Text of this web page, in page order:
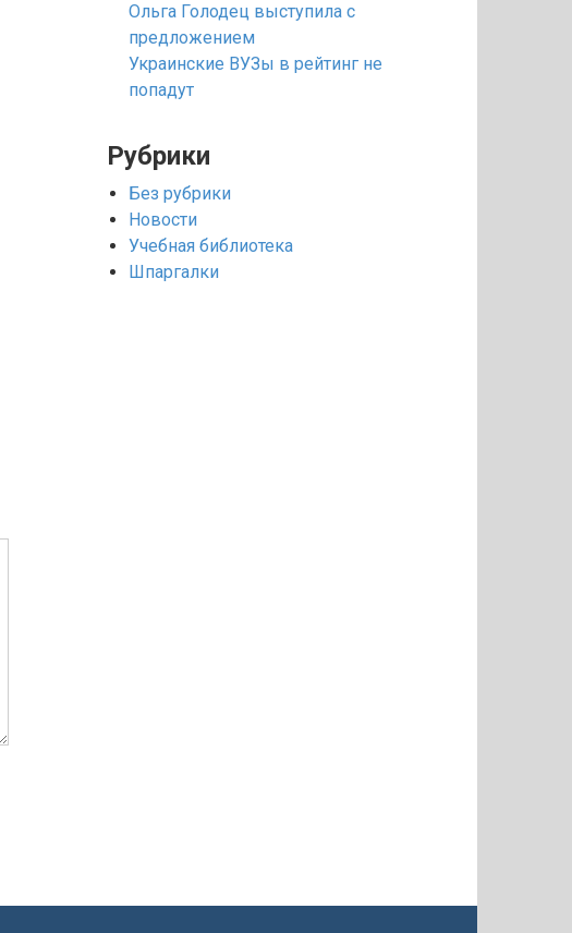
Ольга Голодец выступила с
предложением
Украинские ВУЗы в рейтинг не
попадут
Рубрики
Без рубрики
Новости
Учебная библиотека
Шпаргалки